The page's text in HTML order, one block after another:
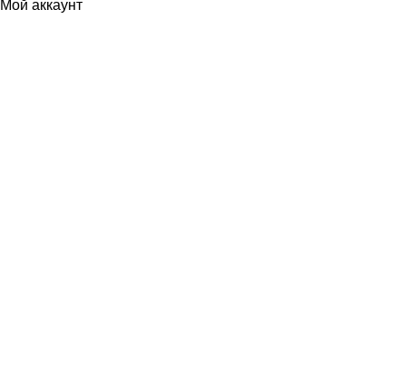
Мой аккаунт